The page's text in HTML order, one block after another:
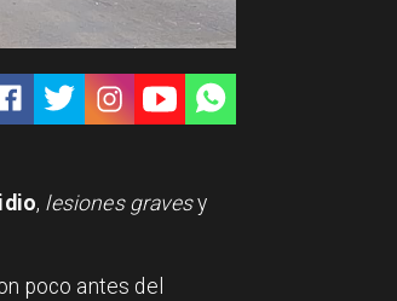
, lesiones gravesy
poco antes del